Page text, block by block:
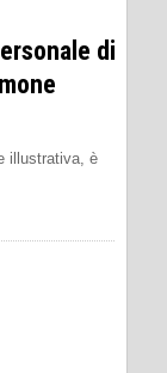
di
illustrativa, è